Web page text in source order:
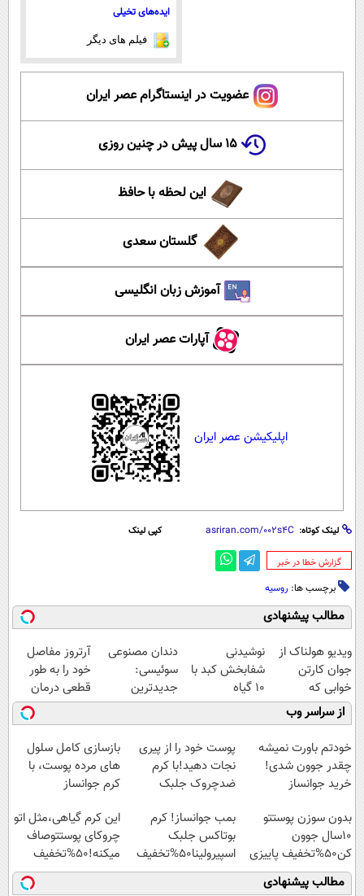
ایده‌های تخیلی
فیلم های دیگر
عضویت در اینستاگرام عصر ایران
۱۵ سال پیش در چنین روزی
این لحظه با حافظ
گلستان سعدی
آموزش زبان انگلیسی
آپارات عصر ایران
اپلیکیشن عصر ایران
لینک کوتاه: کپی لینک
‌گزارش خطا در خبر
برچسب ها: روسیه
مطالب پیشنهادی
ویدیو هولناک از
جوان کارتن
خوابی که
میلیاردر شد.
آموزش رایگان
نوشیدنی
شفابخش کبد با
10 گیاه
موثر(تخفیف تا
امشب)
دندان مصنوعی
سوئیسی:
جدیدترین
فناوری اروپا،
سبک و مقاوم |
پرداخت قسطی
آرتروز مفاصل
خود را به طور
قطعی درمان
کنید!
◗پرسش‌نامه◖
از سراسر وب
خودتم باورت نمیشه
چقدر جوون شدی!
خرید جوانساز
ویژه
پوست خود را از پیری
نجات دهید!با کرم
ضدچروک جلبک
بازسازی کامل سلول
های مرده پوست، با
کرم جوانساز
بدون سوزن پوستتو
10سال جوون
کن50%تخفیف پاییزی
بمب جوانساز! کرم
بوتاکس جلبک
اسپیرولینا50%تخفیف
این کرم گیاهی،مثل اتو
چروکای پوستتوصاف
میکنه!50%تخفیف
مطالب پیشنهادی